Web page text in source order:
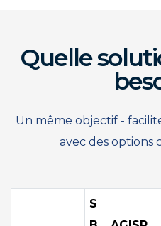
Quelle
Un même objectif -
avec des options
S